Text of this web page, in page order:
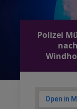
Polizei